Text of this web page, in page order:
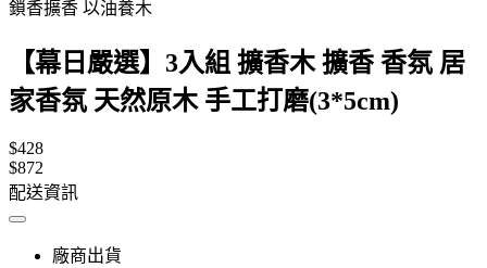
鎖香擴香 以油養木
【幕日嚴選】3入組 擴香木 擴香 香氛 居
家香氛 天然原木 手工打磨(3*5cm)
$428
$872
配送資訊
廠商出貨